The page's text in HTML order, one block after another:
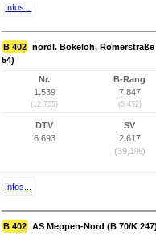
Infos...
B 402 nördl. Bokeloh, Römerstraße
54)
Nr.
1.539
(12.755)
B-Rang
7.847
(5.452)
DTV
6.693
SV
2.617
(39,1%)
Infos...
B 402 AS Meppen-Nord (B 70/K